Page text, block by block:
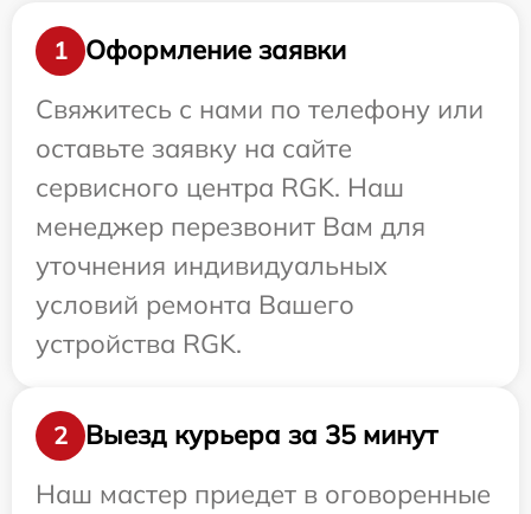
1
Оформление заявки
Свяжитесь с нами по телефону или
оставьте заявку на сайте
сервисного центра RGK. Наш
менеджер перезвонит Вам для
уточнения индивидуальных
условий ремонта Вашего
устройства RGK.
2
Выезд курьера за 35 минут
Наш мастер приедет в оговоренные